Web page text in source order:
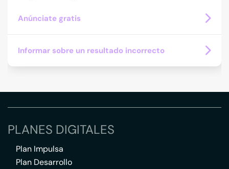
Anúnciate gratis
Informar sobre un resultado incorrecto
PLANES DIGITALES
Plan Impulsa
Plan Desarrollo